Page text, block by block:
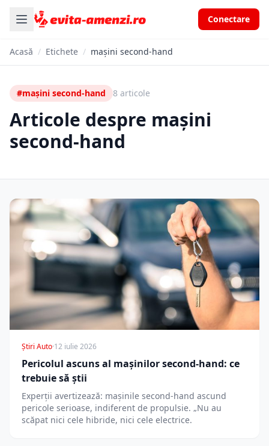
Conectare
Acasă / Etichete / mașini second-hand
#mașini second-hand 8 articole
Articole despre mașini
second-hand
Știri Auto·12 iulie 2026
Pericolul ascuns al mașinilor second-hand: ce
trebuie să știi
Experții avertizează: mașinile second-hand ascund
pericole serioase, indiferent de propulsie. „Nu au
scăpat nici cele hibride, nici cele electrice.